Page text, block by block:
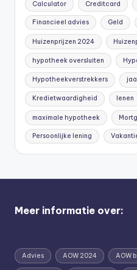
Calculator Creditcard
Financieel advies Geld
Huizenprijzen 2024
hypotheek oversluiten
Hypotheekverstrekkers
Kredietwaardigheid lenen
maximale hypotheek
Persoonlijke lening
Meer informatie over:
Advies AOW 2024 AOW